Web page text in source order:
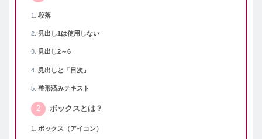
段落
見出し1は使用しない
見出し2～6
見出しと「目次」
整形済みテキスト
ボックスとは？
ボックス（アイコン）